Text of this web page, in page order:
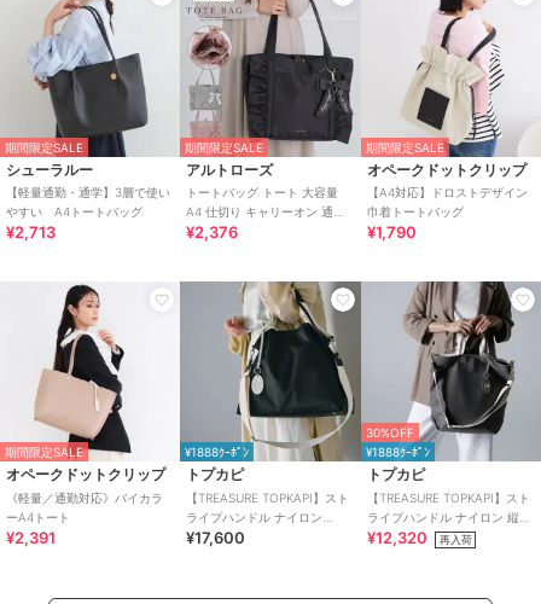
期間限定SALE
シューラルー
【軽量通勤・通学】3層で使い
やすい A4トートバッグ
¥2,713
期間限定SALE
アルトローズ
トートバッグ トート 大容量
A4 仕切り キャリーオン 通学
フリル リボン ローズヒップ
¥2,376
期間限定SALE
オペークドットクリップ
【A4対応】ドロストデザイン
巾着トートバッグ
¥1,790
期間限定SALE
オペークドットクリップ
《軽量／通勤対応》バイカラ
ーA4トート
¥2,391
¥1888ｸｰﾎﾟﾝ
トプカピ
【TREASURE TOPKAPI】スト
ライプハンドル ナイロン
2way トートバッグ A4対応
¥17,600
30%OFF
¥1888ｸｰﾎﾟﾝ
トプカピ
【TREASURE TOPKAPI】スト
ライプハンドル ナイロン 縦型
2way トートバッグ A4
¥12,320 再入荷